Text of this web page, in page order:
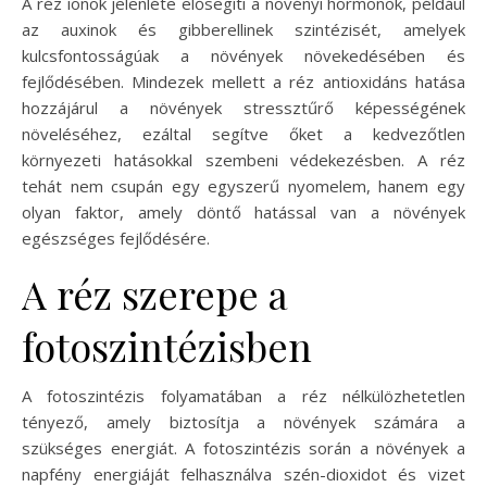
az auxinok és gibberellinek szintézisét, amelyek
kulcsfontosságúak a növények növekedésében és
fejlődésében. Mindezek mellett a réz antioxidáns hatása
hozzájárul a növények stressztűrő képességének
növeléséhez, ezáltal segítve őket a kedvezőtlen
környezeti hatásokkal szembeni védekezésben. A réz
tehát nem csupán egy egyszerű nyomelem, hanem egy
olyan faktor, amely döntő hatással van a növények
egészséges fejlődésére.
A réz szerepe a
fotoszintézisben
A fotoszintézis folyamatában a réz nélkülözhetetlen
tényező, amely biztosítja a növények számára a
szükséges energiát. A fotoszintézis során a növények a
napfény energiáját felhasználva szén-dioxidot és vizet